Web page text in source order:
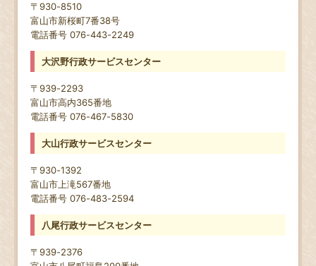
〒930-8510
富山市新桜町7番38号
電話番号 076-443-2249
大沢野行政サービスセンター
〒939-2293
富山市高内365番地
電話番号 076-467-5830
大山行政サービスセンター
〒930-1392
富山市上滝567番地
電話番号 076-483-2594
八尾行政サービスセンター
〒939-2376